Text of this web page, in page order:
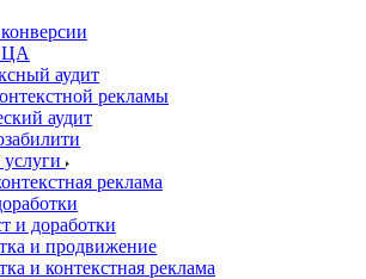
ЦА
аудит
рекламы
аудит
реклама
и доработки
и продвижение
и контекстная реклама